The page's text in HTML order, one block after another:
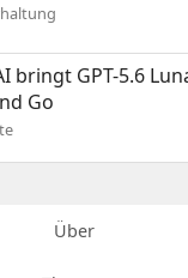
bringt GPT-5.6
Go
Über